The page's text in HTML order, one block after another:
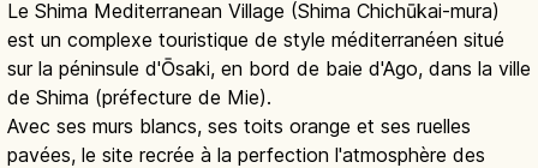
Le Shima Mediterranean Village (Shima Chichūkai-mura)
est un complexe touristique de style méditerranéen situé
sur la péninsule d'Ōsaki, en bord de baie d'Ago, dans la ville
de Shima (préfecture de Mie).
Avec ses murs blancs, ses toits orange et ses ruelles
pavées, le site recrée à la perfection l'atmosphère des